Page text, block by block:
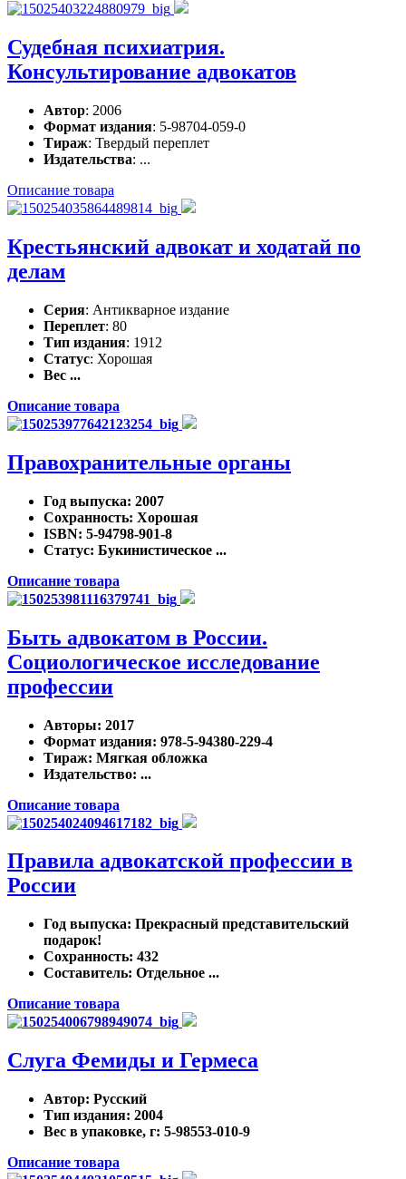
Судебная психиатрия.
Консультирование адвокатов
Автор: 2006
Формат издания: 5-98704-059-0
Тираж: Твердый переплет
Издательства: ...
Описание товара
Крестьянский адвокат и ходатай по
делам
Серия: Антикварное издание
Переплет: 80
Тип издания: 1912
Статус: Хорошая
Вес ...
Описание товара
Правохранительные органы
Год выпуска: 2007
Сохранность: Хорошая
ISBN: 5-94798-901-8
Статус: Букинистическое ...
Описание товара
Быть адвокатом в России.
Социологическое исследование
профессии
Авторы: 2017
Формат издания: 978-5-94380-229-4
Тираж: Мягкая обложка
Издательство: ...
Описание товара
Правила адвокатской профессии в
России
Год выпуска: Прекрасный представительский
подарок!
Сохранность: 432
Составитель: Отдельное ...
Описание товара
Слуга Фемиды и Гермеса
Автор: Русский
Тип издания: 2004
Вес в упаковке, г: 5-98553-010-9
Описание товара